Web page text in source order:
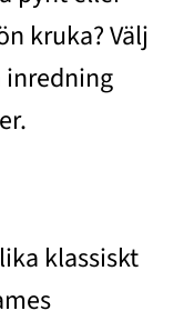
kruka? Välj
inredning
klassiskt